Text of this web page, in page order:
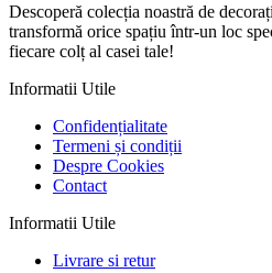
Descoperă colecția noastră de
transformă orice spațiu într-un loc
fiecare colț al casei tale!
Informatii Utile
Confidențialitate
Termeni și condiții
Despre Cookies
Contact
Informatii Utile
Livrare si retur